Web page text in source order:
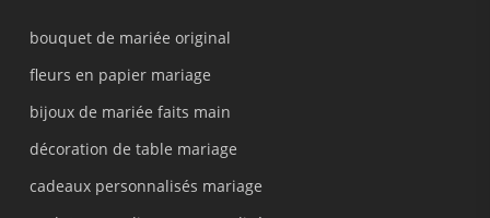
bouquet de mariée original
fleurs en papier mariage
bijoux de mariée faits main
décoration de table mariage
cadeaux personnalisés mariage